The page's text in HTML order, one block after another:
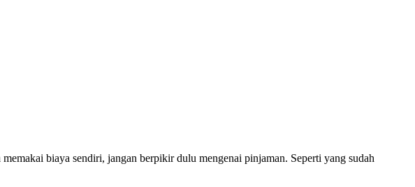
biaya sendiri, jangan berpikir dulu mengenai pinjaman. Seperti yang sudah